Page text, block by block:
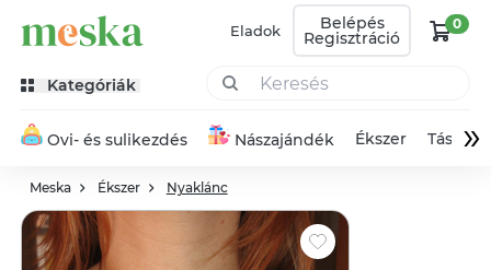
Eladok Belépés
Regisztráció
0
Kategóriák
Ovi- és sulikezdés Nászajándék Ékszer Táska»
Meska Ékszer Nyaklánc